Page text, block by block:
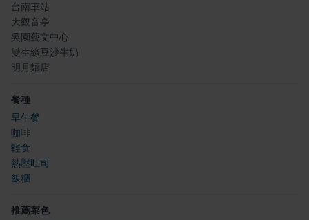
台南車站
大觀音亭
吳園藝文中心
雙生綠豆沙牛奶
明月麵店
餐種
早午餐
咖啡
輕食
熱壓吐司
飯糰
推薦菜色